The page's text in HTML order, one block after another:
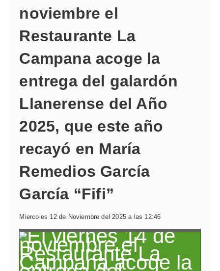
noviembre el
Restaurante La
Campana acoge la
entrega del galardón
Llanerense del Año
2025, que este año
recayó en María
Remedios García
García “Fifi”
Miercoles 12 de Noviembre del 2025 a las 12:46